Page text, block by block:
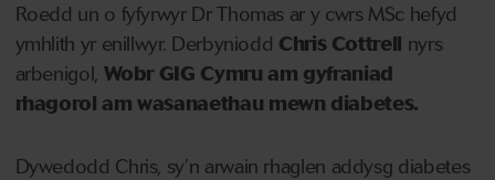
Roedd un o fyfyrwyr Dr Thomas ar y cwrs MSc hefyd
ymhlith yr enillwyr. Derbyniodd Chris Cottrell nyrs
arbenigol, Wobr GIG Cymru am gyfraniad
rhagorol am wasanaethau mewn diabetes.
Dywedodd Chris, sy’n arwain rhaglen addysg diabetes